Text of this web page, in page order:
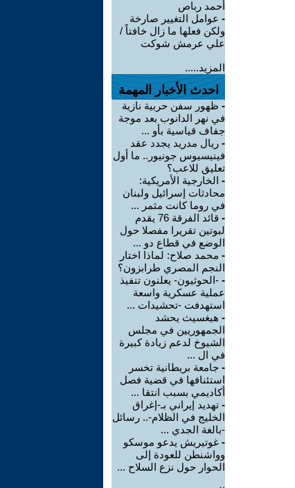
أحمد رباص
- عوامل التغيير صارخة
ولكن فعلها ما زال خافتاً /
علي عرمش شوكت
المزيد.....
احدث الأخبار المهمة
- ظهور سفن حربية نازية
في نهر الدانوب بعد موجة
جفاف قياسية بأو ...
- ريال مدريد يجدد عقد
فينيسيوس جونيور.. ما أول
تعليق للاعب؟
- الخارجية الأمريكية:
محادثات إسرائيل ولبنان
في روما كانت مثمر ...
-
قائد الفرقة 76 يقدم
لبوتين تقريرا مفصلا حول
الوضع في قطاع دو ...
- محمد صلاح: لماذا اختار
النجم المصري طرابزون؟
- -الحوثيون- يعلنون تنفيذ
عملية عسكرية واسعة
استهدفت -تحشيدات ...
- هيغسيث يحشد
الجمهوريين في مجلس
الشيوخ لدعم زيادة كبيرة
في ال ...
- جامعة بريطانية تخسر
استئنافها في قضية فصل
أكاديمي بسبب انتقا ...
- تهديد إيراني بـ-إغراق
الخليج في الظلام-.. رسائل
-بالغة الجدي ...
- غوتيريش يدعو موسكو
وواشنطن للعودة إلى
الحوار حول نزع السلاح ...